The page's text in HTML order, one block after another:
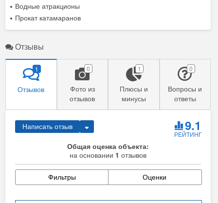
Водные атракционы
Прокат катамаранов
Отзывы
Отзывов
1
Фото из
отзывов
0
Плюсы и
минусы
1
Вопросы и
ответы
0
Написать отзыв 9.1
РЕЙТИНГ
Общая оценка объекта:
на основании 1 отзывов
Фильтры Оценки